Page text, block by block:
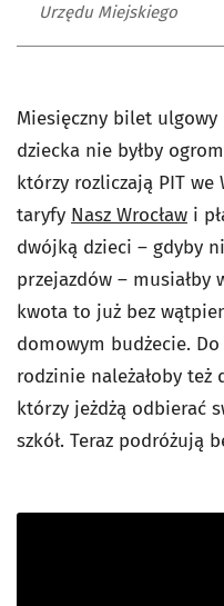
Urzędu Miejskiego
Miesięczny bilet
dziecka nie byłby
którzy rozliczają PIT we
taryfy Nasz Wrocław i
dwójką dzieci – gdyby
przejazdów – musiałby
kwota to już bez
domowym budżecie.
rodzinie należałoby
którzy jeżdżą odbierać
szkół. Teraz podróżują